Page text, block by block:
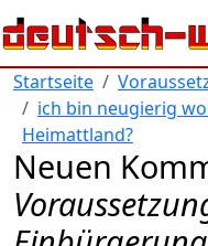
Direkt zum Inhalt
Startseite
ich bin neugierig
Heimattland?
Neuen